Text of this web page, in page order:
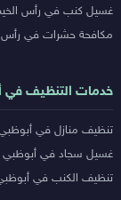
غسيل كنب في رأس
مكافحة حشرات في رأس
خدمات التنظيف في
تنظيف منازل في
غسيل سجاد في أبوظبي
تنظيف الكنب في